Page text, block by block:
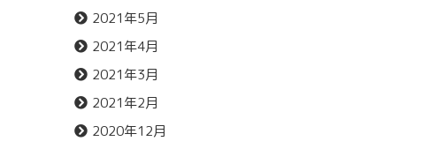
2021年5月
2021年4月
2021年3月
2021年2月
2020年12月